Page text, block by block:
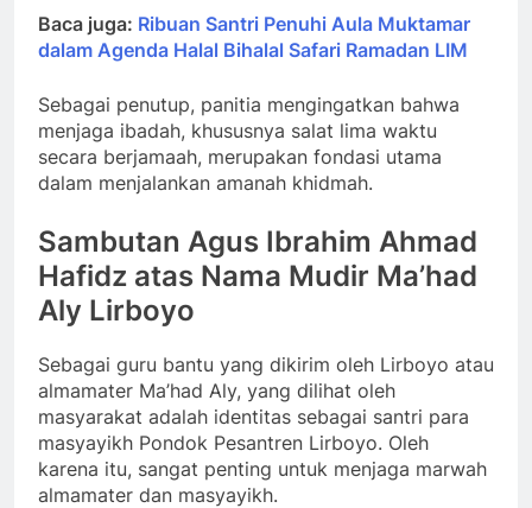
Baca juga: Ribuan Santri Penuhi Aula Muktamar
dalam Agenda Halal Bihalal Safari Ramadan LIM
Sebagai penutup, panitia mengingatkan bahwa
menjaga ibadah, khususnya salat lima waktu
secara berjamaah, merupakan fondasi utama
dalam menjalankan amanah khidmah.
Sambutan Agus Ibrahim Ahmad
Hafidz atas Nama Mudir Ma’had
Aly Lirboyo
Sebagai guru bantu yang dikirim oleh Lirboyo atau
almamater Ma’had Aly, yang dilihat oleh
masyarakat adalah identitas sebagai santri para
masyayikh Pondok Pesantren Lirboyo. Oleh
karena itu, sangat penting untuk menjaga marwah
almamater dan masyayikh.